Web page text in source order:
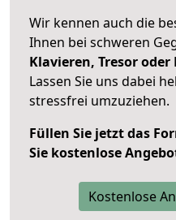
Wir kennen auch die
Ihnen bei schweren
Klavieren, Tresor oder
Lassen Sie uns dabei
stressfrei umzuziehen.
Füllen Sie jetzt das
Sie kostenlose
Kostenlose